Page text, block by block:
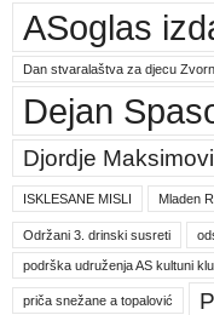
ASoglas
Dan stvaralaštva za djecu
Dejan
Djordje
ISKLESANE MISLI Mladen
Održani 3. drinski susreti
podrška udruženja AS kultuni
priča snežane a topalović